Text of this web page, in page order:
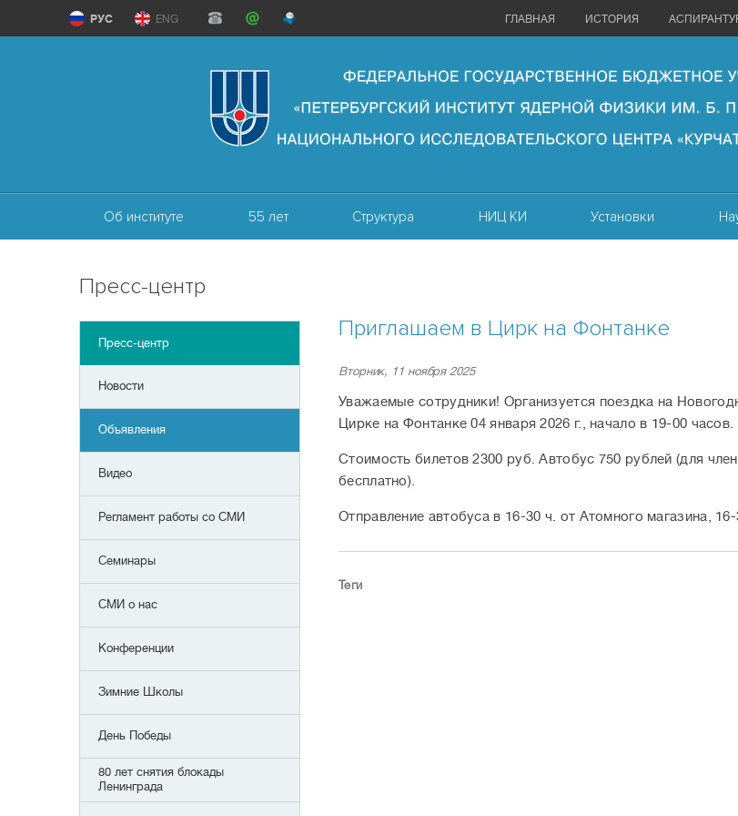
ГЛАВНАЯ ИСТОРИЯ
РУС ENG
Об институте 55 лет Структура НИЦ КИ Установки
Пресс-центр
Пресс-центр
Новости
Объявления
Видео
Регламент работы со СМИ
Семинары
СМИ о нас
Конференции
Зимние Школы
День Победы
80 лет снятия блокады
Ленинграда
Приглашаем в Цирк на Фонтанке
Вторник, 11 ноября 2025
Уважаемые сотрудники! Организуется поездка на
Цирке на Фонтанке 04 января 2026 г., начало в 19-00 часов.
Стоимость билетов 2300 руб. Автобус 750 рублей (для
бесплатно).
Отправление автобуса в 16-30 ч. от Атомного магазина,
Теги